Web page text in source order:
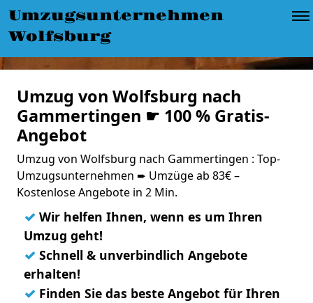
Umzugsunternehmen
Wolfsburg
Umzug von Wolfsburg nach
Gammertingen ☛ 100 % Gratis-
Angebot
Umzug von Wolfsburg nach Gammertingen : Top-
Umzugsunternehmen ➨ Umzüge ab 83€ –
Kostenlose Angebote in 2 Min.
✓ Wir helfen Ihnen, wenn es um Ihren
Umzug geht!
✓ Schnell & unverbindlich Angebote
erhalten!
✓ Finden Sie das beste Angebot für Ihren